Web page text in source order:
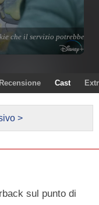
Recensione Cast
>
sul punto di